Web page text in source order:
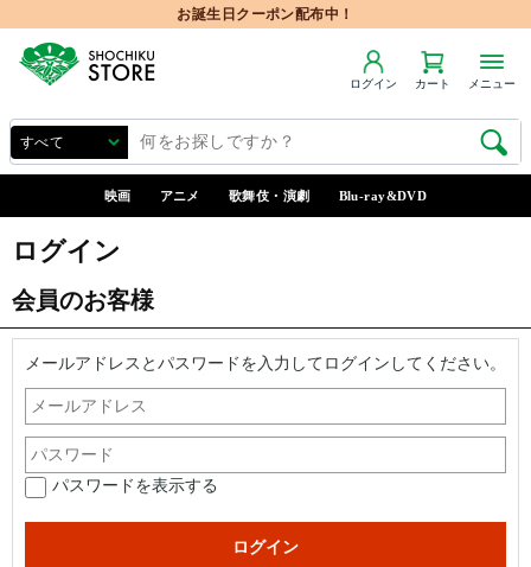
お誕生日クーポン配布中！
ログイン カート メニュー
映画 アニメ 歌舞伎・演劇 Blu-ray&DVD
ログイン
会員のお客様
メールアドレスとパスワードを入力してログインしてください。
パスワードを表示する